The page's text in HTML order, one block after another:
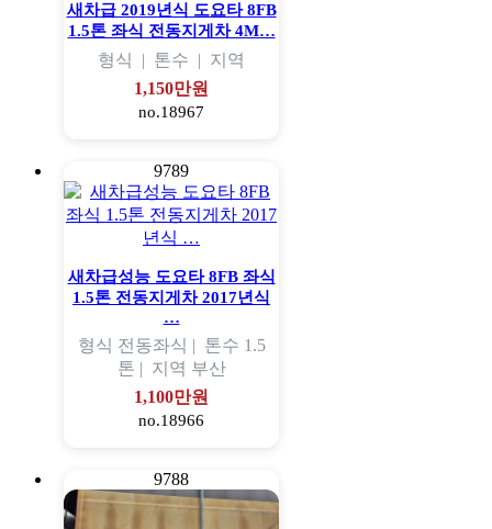
새차급 2019년식 도요타 8FB
1.5톤 좌식 전동지게차 4M…
형식 | 톤수 | 지역
1,150만원
no.18967
9789
새차급성능 도요타 8FB 좌식
1.5톤 전동지게차 2017년식
…
형식 전동좌식 | 톤수 1.5
톤 | 지역 부산
1,100만원
no.18966
9788